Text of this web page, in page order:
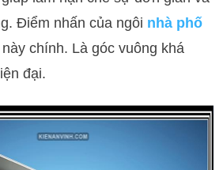
Điểm nhấn của ngôi nhà phố
chính. Là góc vuông khá
đại.